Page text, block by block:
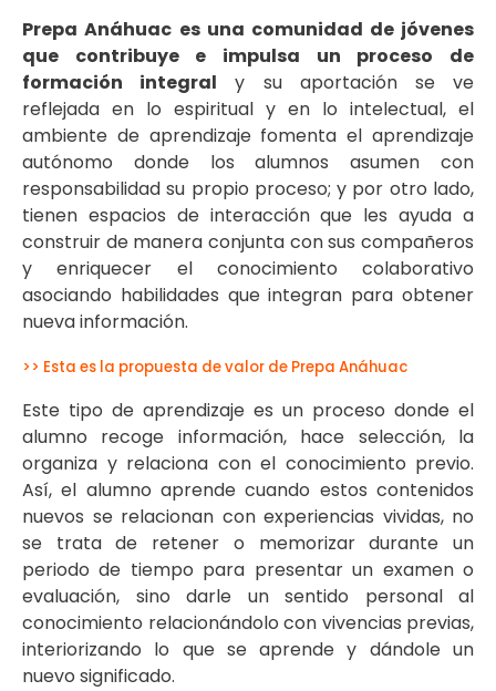
Prepa Anáhuac es una comunidad de jóvenes
que contribuye e impulsa un proceso de
formación integral y su aportación se ve
reflejada en lo espiritual y en lo intelectual, el
ambiente de aprendizaje fomenta el aprendizaje
autónomo donde los alumnos asumen con
responsabilidad su propio proceso; y por otro lado,
tienen espacios de interacción que les ayuda a
construir de manera conjunta con sus compañeros
y enriquecer el conocimiento colaborativo
asociando habilidades que integran para obtener
nueva información.
>> Esta es la propuesta de valor de Prepa Anáhuac
Este tipo de aprendizaje es un proceso donde el
alumno recoge información, hace selección, la
organiza y relaciona con el conocimiento previo.
Así, el alumno aprende cuando estos contenidos
nuevos se relacionan con experiencias vividas, no
se trata de retener o memorizar durante un
periodo de tiempo para presentar un examen o
evaluación, sino darle un sentido personal al
conocimiento relacionándolo con vivencias previas,
interiorizando lo que se aprende y dándole un
nuevo significado.